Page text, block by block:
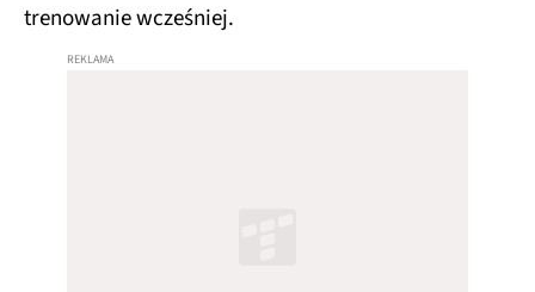
trenowanie wcześniej.